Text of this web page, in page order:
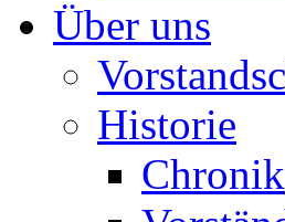
Über uns
Historie
Chronik